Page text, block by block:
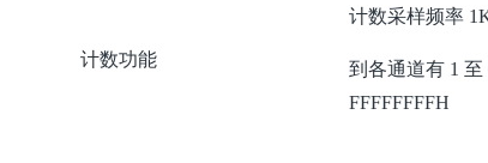
计数功能
计数采样频率
到各通道有 1 至
FFFFFFFFH